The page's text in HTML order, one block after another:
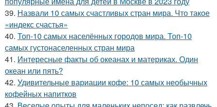
39. Назвали 10 самых счастливых стран мира. Что такое
«индекс счастья»
40. Топ-10 самых населённых городов мира. Топ-10
самых густонаселенных стран мира
41. Интересные факты об океанах и материках. Один
океан или пять?
42. Удивительные вариации кофе: 10 самых необычных
кофейных напитков